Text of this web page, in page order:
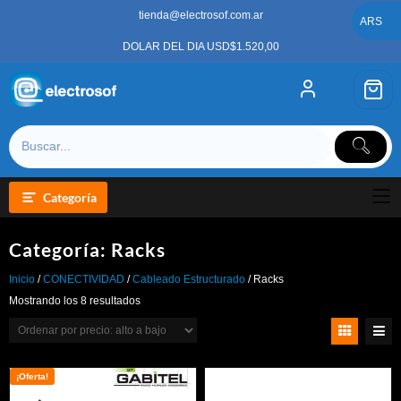
tienda@electrosof.com.ar
DOLAR DEL DIA USD$1.520,00
Categoría
Categoría: Racks
Inicio /CONECTIVIDAD /Cableado Estructurado / Racks
Mostrando los 8 resultadosOrdenado
precio:
alto
¡Oferta!
ARS